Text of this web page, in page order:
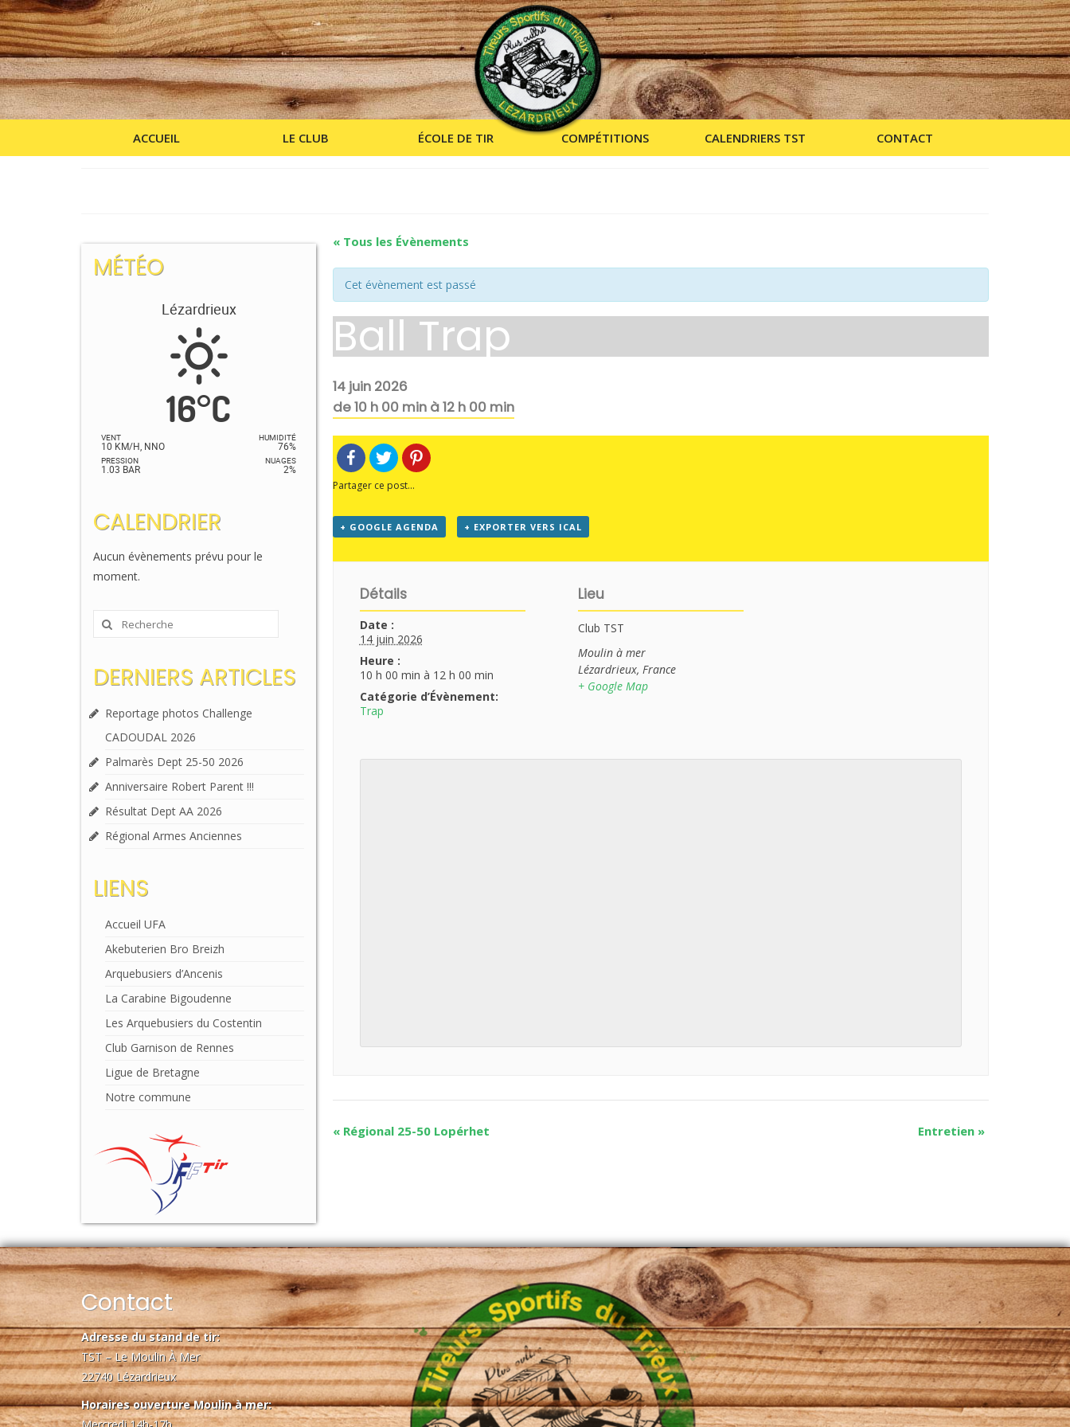
ACCUEIL LE CLUB ÉCOLE DE TIR COMPÉTITIONS CALENDRIERS TST CONTACT
« Tous les Évènements
Cet évènement est passé
Ball Trap
14 juin 2026
de 10 h 00 minà12 h 00 min
Partager ce post...
+ GOOGLE AGENDA + EXPORTER VERS ICAL
Détails
Date :
14 juin 2026
Heure :
10 h 00 min à 12 h 00 min
Catégorie d’Évènement:
Trap
Lieu
Club TST
Moulin à mer
Lézardrieux, France
+ Google Map
«Régional 25-50 Lopérhet Entretien »
MÉTÉO
Lézardrieux
16°C
VENT
10 KM/H, NNO
PRESSION
1.03 BAR
HUMIDITÉ
76%
NUAGES
2%
CALENDRIER
Aucun évènements prévu pour le
moment.
Rechercher
:
DERNIERS ARTICLES
Reportage photos Challenge
CADOUDAL 2026
Palmarès Dept 25-50 2026
Anniversaire Robert Parent !!!
Résultat Dept AA 2026
Régional Armes Anciennes
LIENS
Accueil UFA
Akebuterien Bro Breizh
Arquebusiers d’Ancenis
La Carabine Bigoudenne
Les Arquebusiers du Costentin
Club Garnison de Rennes
Ligue de Bretagne
Notre commune
Contact
Adresse du stand de tir:
TST – Le Moulin À Mer
22740 Lézardrieux
Horaires ouverture Moulin à mer: